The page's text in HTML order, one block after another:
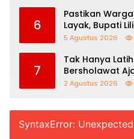
6
Pastikan
Layak, Bupati
Tiga Lokasi
5 Agustus 2026
7
Tak Hanya
Bersholawat
Sebagai Jalan
2 Agustus 2026
SyntaxError: